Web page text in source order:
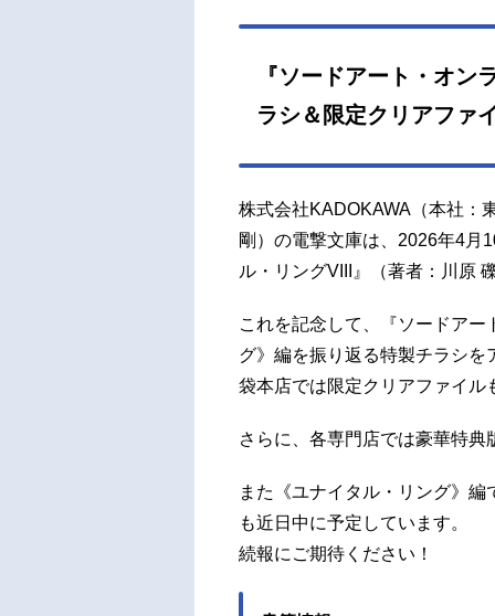
『ソードアート・オ
ラシ＆限定クリアファ
株式会社KADOKAWA（本社：
剛）の電撃文庫は、2026年4月
ル・リングVIII』（著者：川原
これを記念して、『ソードア
グ》編を振り返る特製チラシ
袋本店では限定クリアファイル
さらに、各専門店では豪華特典
また《ユナイタル・リング》
も近日中に予定しています。
続報にご期待ください！